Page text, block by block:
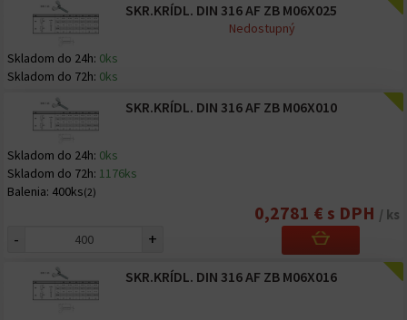
SKR.KRÍDL. DIN 316 AF ZB M06X025
Skladom do 24h: 0ks
Skladom do 72h: 0ks
Nedostupný
SKR.KRÍDL. DIN 316 AF ZB M06X010
Skladom do 24h: 0ks
Skladom do 72h: 1176ks
Balenia: 400ks(2)
0,2781 € s DPH / ks
- +
SKR.KRÍDL. DIN 316 AF ZB M06X016